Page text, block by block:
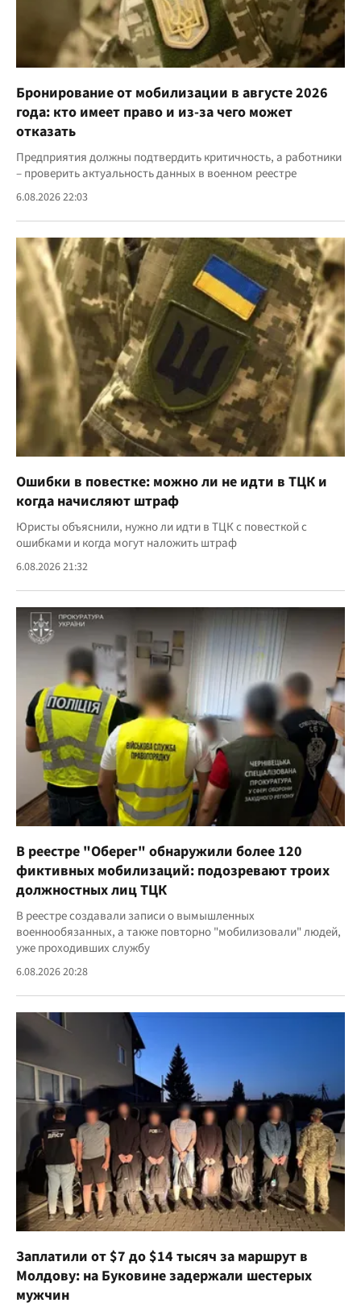
Бронирование от мобилизации в августе 2026
года: кто имеет право и из-за чего может
отказать
Предприятия должны подтвердить критичность, а работники
– проверить актуальность данных в военном реестре
6.08.2026 22:03
Ошибки в повестке: можно ли не идти в ТЦК и
когда начисляют штраф
Юристы объяснили, нужно ли идти в ТЦК с повесткой с
ошибками и когда могут наложить штраф
6.08.2026 21:32
В реестре "Оберег" обнаружили более 120
фиктивных мобилизаций: подозревают троих
должностных лиц ТЦК
В реестре создавали записи о вымышленных
военнообязанных, а также повторно "мобилизовали" людей,
уже проходивших службу
6.08.2026 20:28
Заплатили от $7 до $14 тысяч за маршрут в
Молдову: на Буковине задержали шестерых
мужчин